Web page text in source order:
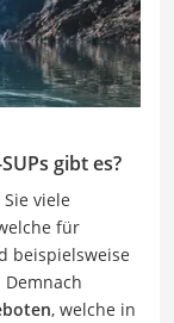
gibt es?
viele
für
beispielsweise
, welche in